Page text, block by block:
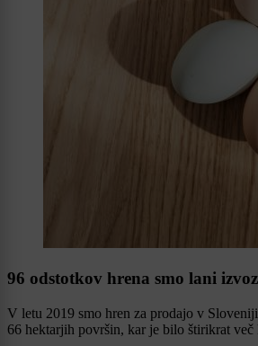
96 odstotkov hrena smo lani
V letu 2019 smo hren za prodajo v Sloveniji
66 hektarjih površin, kar je bilo štirikrat več